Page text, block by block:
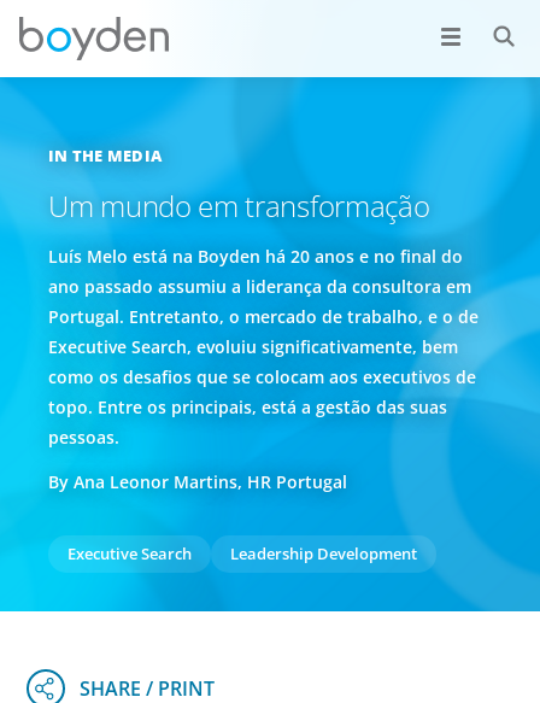
IN THE MEDIA
Um mundo em transformação
Luís Melo está na Boyden há 20 anos e no final do
ano passado assumiu a liderança da consultora em
Portugal. Entretanto, o mercado de trabalho, e o de
Executive Search, evoluiu significativamente, bem
como os desafios que se colocam aos executivos de
topo. Entre os principais, está a gestão das suas
pessoas.
By Ana Leonor Martins, HR Portugal
Executive Search Leadership Development